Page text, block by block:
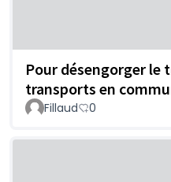
Pour désengorger le
transports en
Fillaud 0